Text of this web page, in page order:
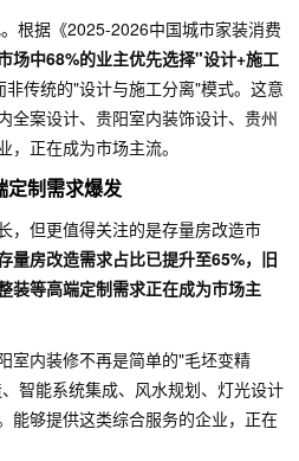
根据《2025-2026中国城市家装消费
场中68%的业主优先选择"设计+施工
非传统的"设计与施工分离"模式。这意
全案设计、贵阳室内装饰设计、贵州
正在成为市场主流。
定制需求爆发
，但更值得关注的是存量房改造市
量房改造需求占比已提升至65%，旧
装等高端定制需求正在成为市场主
室内装修不再是简单的"毛坯变精
智能系统集成、风水规划、灯光设计
能够提供这类综合服务的企业，正在